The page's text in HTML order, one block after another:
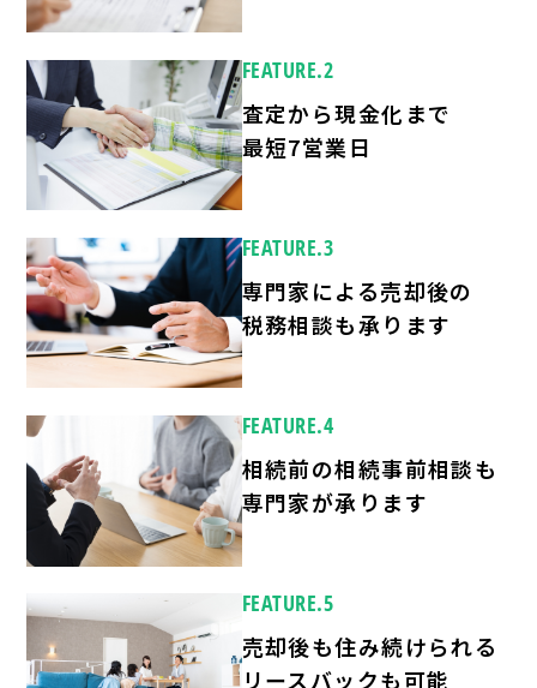
FEATURE.2
査定から現金化まで
最短7営業日
FEATURE.3
専門家による売却後の
税務相談も承ります
FEATURE.4
相続前の相続事前相談も
専門家が承ります
FEATURE.5
売却後も住み続けられる
リースバックも可能